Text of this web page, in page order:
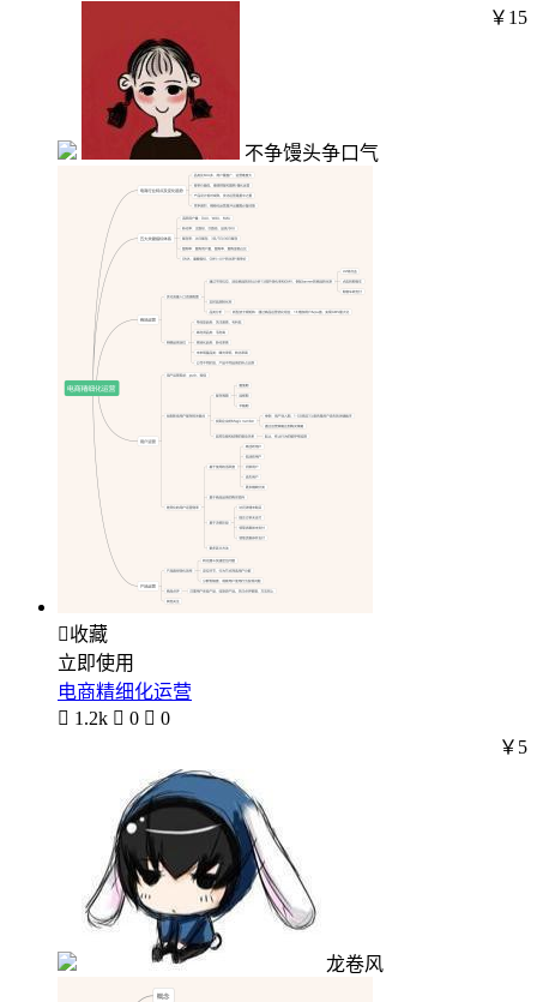
不争馒头争口气
￥15
收藏
立即使用
电商精细化运营
 1.2k  0  0
龙卷风
￥5